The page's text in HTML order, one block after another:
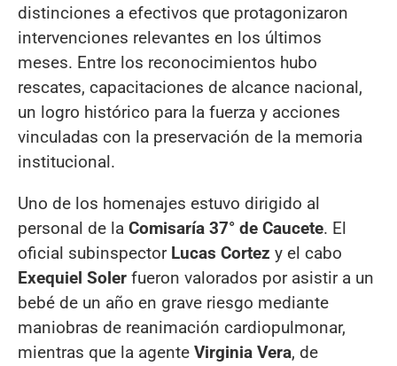
distinciones a efectivos que protagonizaron
intervenciones relevantes en los últimos
meses. Entre los reconocimientos hubo
rescates, capacitaciones de alcance nacional,
un logro histórico para la fuerza y acciones
vinculadas con la preservación de la memoria
institucional.
Uno de los homenajes estuvo dirigido al
personal de la Comisaría 37° de Caucete. El
oficial subinspector Lucas Cortez y el cabo
Exequiel Soler fueron valorados por asistir a un
bebé de un año en grave riesgo mediante
maniobras de reanimación cardiopulmonar,
mientras que la agente Virginia Vera, de